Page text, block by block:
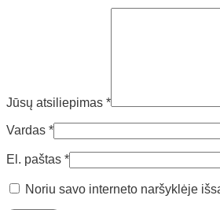
Jūsų atsiliepimas *
Vardas *
El. paštas *
Noriu savo interneto naršyklėje